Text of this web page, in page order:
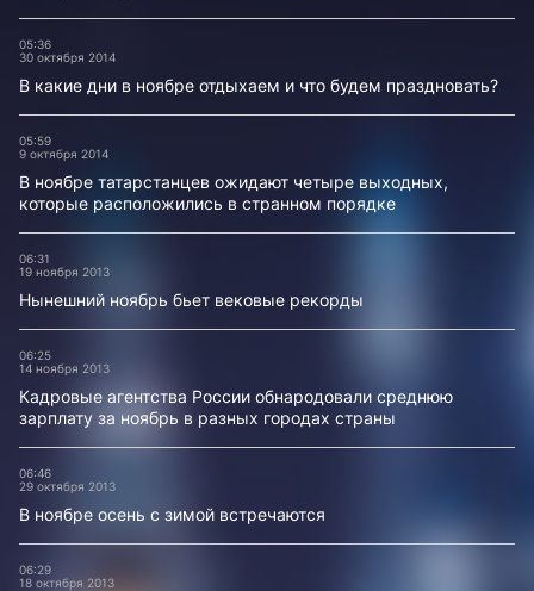
05:36
30 октября 2014
В какие дни в ноябре отдыхаем и что будем праздновать?
05:59
9 октября 2014
В ноябре татарстанцев ожидают четыре выходных,
которые расположились в странном порядке
06:31
19 ноября 2013
Нынешний ноябрь бьет вековые рекорды
06:25
14 ноября 2013
Кадровые агентства России обнародовали среднюю
зарплату за ноябрь в разных городах страны
06:46
29 октября 2013
В ноябре осень с зимой встречаются
06:29
18 октября 2013